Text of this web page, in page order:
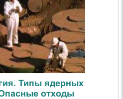
Типы ядерных
отходы